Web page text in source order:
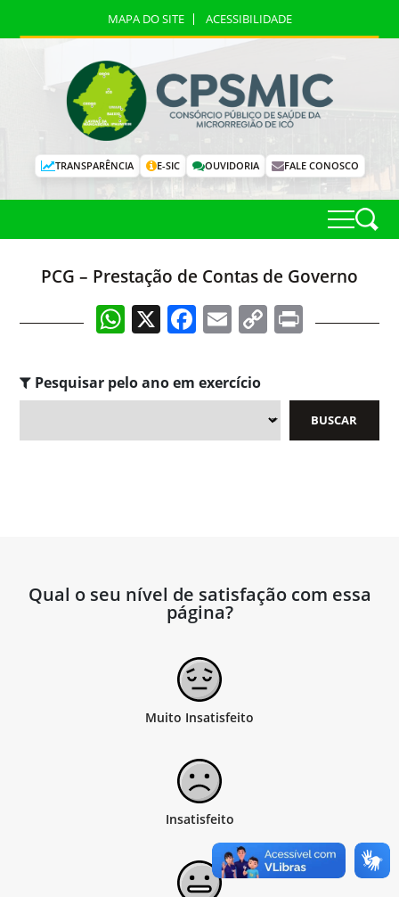
MAPA DO SITE ACESSIBILIDADE
TRANSPARÊNCIA E-SIC OUVIDORIA FALE CONOSCO
PCG – Prestação de Contas de Governo
WhatsApp
X Facebook
EmailCopyPrint
Pesquisar pelo ano em exercício
Qual o seu nível de satisfação com essa
página?